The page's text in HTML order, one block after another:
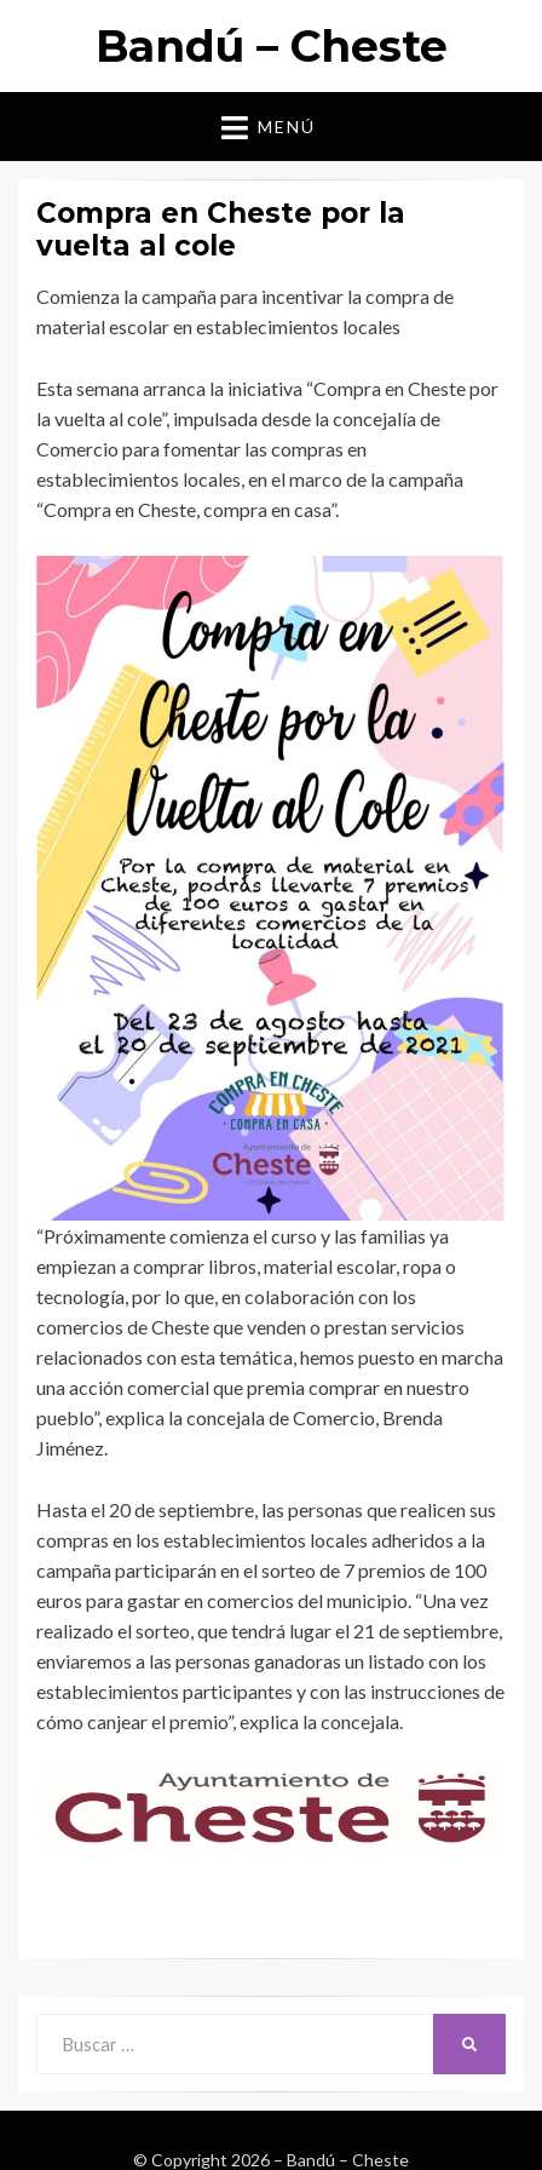
Bandú – Cheste
MENÚ
Compra en Cheste por la
vuelta al cole
Comienza la campaña para incentivar la compra de
material escolar en establecimientos locales
Esta semana arranca la iniciativa “Compra en Cheste por
la vuelta al cole”, impulsada desde la concejalía de
Comercio para fomentar las compras en
establecimientos locales, en el marco de la campaña
“Compra en Cheste, compra en casa”.
“Próximamente comienza el curso y las familias ya
empiezan a comprar libros, material escolar, ropa o
tecnología, por lo que, en colaboración con los
comercios de Cheste que venden o prestan servicios
relacionados con esta temática, hemos puesto en marcha
una acción comercial que premia comprar en nuestro
pueblo”, explica la concejala de Comercio, Brenda
Jiménez.
Hasta el 20 de septiembre, las personas que realicen sus
compras en los establecimientos locales adheridos a la
campaña participarán en el sorteo de 7 premios de 100
euros para gastar en comercios del municipio. “Una vez
realizado el sorteo, que tendrá lugar el 21 de septiembre,
enviaremos a las personas ganadoras un listado con los
establecimientos participantes y con las instrucciones de
cómo canjear el premio”, explica la concejala.
© Copyright 2026 – Bandú – Cheste